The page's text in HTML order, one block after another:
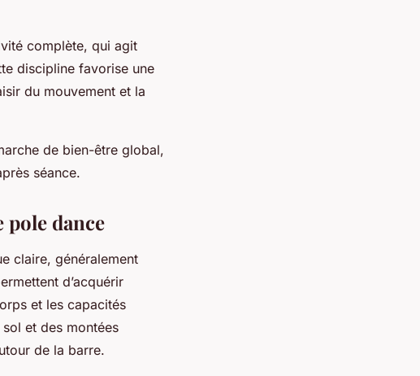
complète, qui agit
discipline favorise une
du mouvement et la
de bien-être global,
séance.
dance
claire, généralement
d’acquérir
et les capacités
et des montées
de la barre.